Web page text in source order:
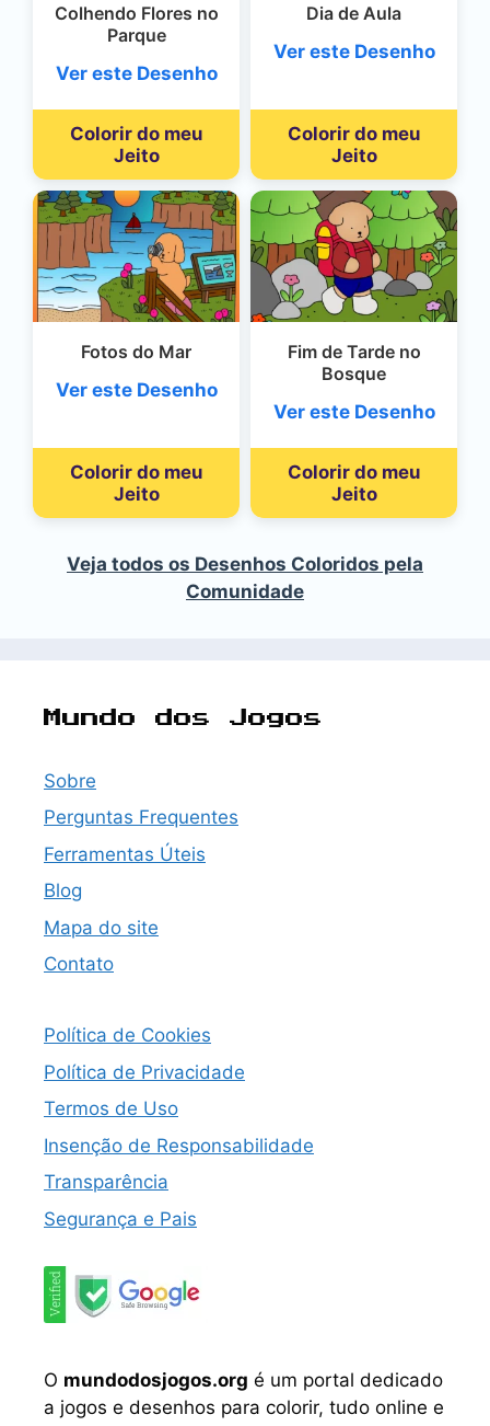
Colhendo Flores no
Parque
Ver este Desenho
Colorir do meu
Jeito
Dia de Aula
Ver este Desenho
Colorir do meu
Jeito
Fotos do Mar
Ver este Desenho
Colorir do meu
Jeito
Fim de Tarde no
Bosque
Ver este Desenho
Colorir do meu
Jeito
Veja todos os Desenhos Coloridos pela
Comunidade
Mundo dos Jogos
Sobre
Perguntas Frequentes
Ferramentas Úteis
Blog
Mapa do site
Contato
Política de Cookies
Política de Privacidade
Termos de Uso
Insenção de Responsabilidade
Transparência
Segurança e Pais
O mundodosjogos.org é um portal dedicado
a jogos e desenhos para colorir, tudo online e